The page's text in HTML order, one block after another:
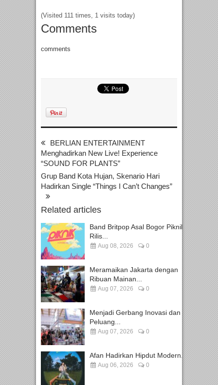
(Visited 111 times, 1 visits today)
Comments
comments
BERLIAN ENTERTAINMENT
Menghadirkan New Live! Experience
“SOUND FOR PLANTS”
Grup Band Kota Hujan, Skenario Hari
Hadirkan Single “Things I Can’t Changes”
Related articles
Band Britpop Asal Bogor Piknik
Rilis...
Aug 08, 2026 0
Meramaikan Jakarta dengan
Ribuan Mainan...
Aug 07, 2026 0
Menjadi Gerbang Inovasi dan
Peluang...
Aug 07, 2026 0
Afan Hadirkan Hipdut Modern...
Aug 06, 2026 0